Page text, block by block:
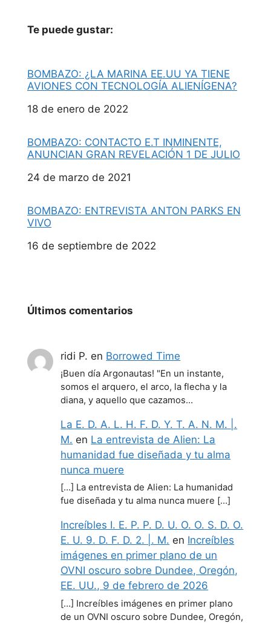
Te puede gustar:
BOMBAZO: ¿LA MARINA EE.UU YA TIENE
AVIONES CON TECNOLOGÍA ALIENÍGENA?
Fecha
18 de enero de 2022
BOMBAZO: CONTACTO E.T INMINENTE,
ANUNCIAN GRAN REVELACIÓN 1 DE JULIO
Fecha
24 de marzo de 2021
BOMBAZO: ENTREVISTA ANTON PARKS EN
VIVO
Fecha
16 de septiembre de 2022
Últimos comentarios
ridi P. en Borrowed Time
¡Buen día Argonautas! "En un instante,
somos el arquero, el arco, la flecha y la
diana, y aquello que cazamos…
La E. D. A. L. H. F. D. Y. T. A. N. M. |.
M. en La entrevista de Alien: La
humanidad fue diseñada y tu alma
nunca muere
[…] La entrevista de Alien: La humanidad
fue diseñada y tu alma nunca muere […]
Increíbles I. E. P. P. D. U. O. O. S. D. O.
E. U. 9. D. F. D. 2. |. M. en Increíbles
imágenes en primer plano de un
OVNI oscuro sobre Dundee, Oregón,
EE. UU., 9 de febrero de 2026
[…] Increíbles imágenes en primer plano
de un OVNI oscuro sobre Dundee, Oregón,